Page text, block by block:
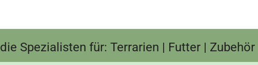
die Spezialisten für: Terrarien | Futter |